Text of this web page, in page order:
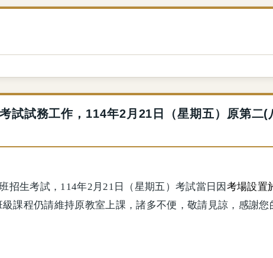
試試務工作，114年2月21日（星期五）原第二
招生考試，114年2月21日（星期五）考試當日因 考場設置
課程仍請維持原教室上課，諸多不便，敬請見諒，感謝您